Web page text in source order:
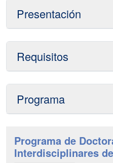
Presentación
Requisitos
Programa
Programa de
Interdisciplinares